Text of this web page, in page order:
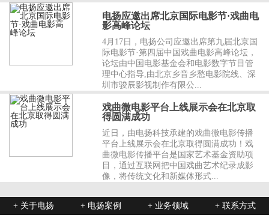
电扬应邀出席北京国际电影节·戏曲电
影高峰论坛
4月17日，电扬公司应邀出席第九届北京国
际电影节·第四届中国戏曲电影高峰论坛，
论坛由中国电影基金会和电影数字节目管
理中心指导,由北京乡音乡愁电影院线、深
圳市骏辰影视制作有限公...
戏曲微电影平台上线展示会在北京取
得圆满成功
近日，由电扬科技承建的戏曲微电影传播
平台上线展示会在北京取得圆满成功！戏
曲微电影传播平台是国家艺术基金资助项
目，通过互联网把中国戏曲艺术纪录成影
像，将传统文化和新媒体形式...
+ 关于电扬 + 电扬案例 + 业务领域 + 联系方式